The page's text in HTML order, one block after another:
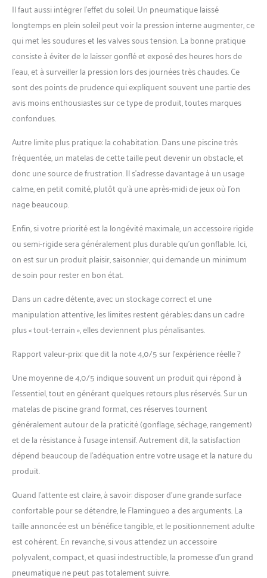
Il faut aussi intégrer l’effet du soleil. Un pneumatique laissé
longtemps en plein soleil peut voir la pression interne augmenter, ce
qui met les soudures et les valves sous tension. La bonne pratique
consiste à éviter de le laisser gonflé et exposé des heures hors de
l’eau, et à surveiller la pression lors des journées très chaudes. Ce
sont des points de prudence qui expliquent souvent une partie des
avis moins enthousiastes sur ce type de produit, toutes marques
confondues.
Autre limite plus pratique: la cohabitation. Dans une piscine très
fréquentée, un matelas de cette taille peut devenir un obstacle, et
donc une source de frustration. Il s’adresse davantage à un usage
calme, en petit comité, plutôt qu’à une après-midi de jeux où l’on
nage beaucoup.
Enfin, si votre priorité est la longévité maximale, un accessoire rigide
ou semi-rigide sera généralement plus durable qu’un gonflable. Ici,
on est sur un produit plaisir, saisonnier, qui demande un minimum
de soin pour rester en bon état.
Dans un cadre détente, avec un stockage correct et une
manipulation attentive, les limites restent gérables; dans un cadre
plus « tout-terrain », elles deviennent plus pénalisantes.
Rapport valeur-prix: que dit la note 4,0/5 sur l’expérience réelle ?
Une moyenne de 4,0/5 indique souvent un produit qui répond à
l’essentiel, tout en générant quelques retours plus réservés. Sur un
matelas de piscine grand format, ces réserves tournent
généralement autour de la praticité (gonflage, séchage, rangement)
et de la résistance à l’usage intensif. Autrement dit, la satisfaction
dépend beaucoup de l’adéquation entre votre usage et la nature du
produit.
Quand l’attente est claire, à savoir: disposer d’une grande surface
confortable pour se détendre, le Flamingueo a des arguments. La
taille annoncée est un bénéfice tangible, et le positionnement adulte
est cohérent. En revanche, si vous attendez un accessoire
polyvalent, compact, et quasi indestructible, la promesse d’un grand
pneumatique ne peut pas totalement suivre.